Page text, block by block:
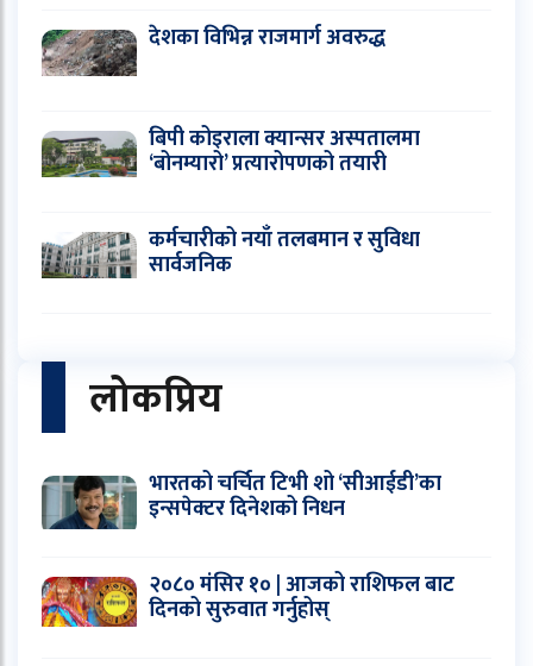
देशका विभिन्न राजमार्ग अवरुद्ध
बिपी कोइराला क्यान्सर अस्पतालमा
‘बोनम्यारो’ प्रत्यारोपणको तयारी
कर्मचारीको नयाँ तलबमान र सुविधा
सार्वजनिक
लोकप्रिय
भारतको चर्चित टिभी शो ‘सीआईडी’का
इन्सपेक्टर दिनेशको निधन
२०८० मंसिर १० | आजको राशिफल बाट
दिनको सुरुवात गर्नुहोस्